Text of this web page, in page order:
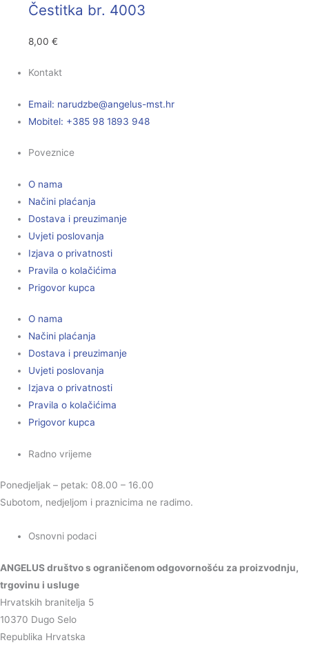
Čestitka br. 4003
8,00€
Kontakt
Email: rh.tsm-sulegna
@ebzduran
Mobitel: +385 98 1893 948
Poveznice
O nama
Načini plaćanja
Dostava i preuzimanje
Uvjeti poslovanja
Izjava o privatnosti
Pravila o kolačićima
Prigovor kupca
O nama
Načini plaćanja
Dostava i preuzimanje
Uvjeti poslovanja
Izjava o privatnosti
Pravila o kolačićima
Prigovor kupca
Radno vrijeme
Ponedjeljak – petak: 08.00 – 16.00
Subotom, nedjeljom i praznicima ne radimo.
Osnovni podaci
ANGELUS društvo s ograničenom odgovornošću za proizvodnju,
trgovinu i usluge
Hrvatskih branitelja 5
10370 Dugo Selo
Republika Hrvatska